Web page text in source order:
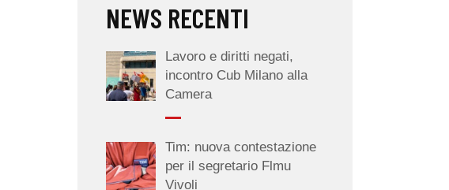
NEWS RECENTI
Lavoro e diritti negati,
incontro Cub Milano alla
Camera
Tim: nuova contestazione
per il segretario Flmu
Vivoli